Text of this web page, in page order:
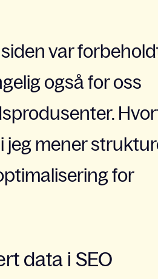
var
også for oss
jeg mener
for
data i SEO